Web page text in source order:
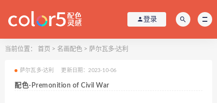
登录
当前位置： 首页 > 名画配色 > 萨尔瓦多·达利
萨尔瓦多·达利 更新日期：2023-10-06
配色-Premonition of Civil War